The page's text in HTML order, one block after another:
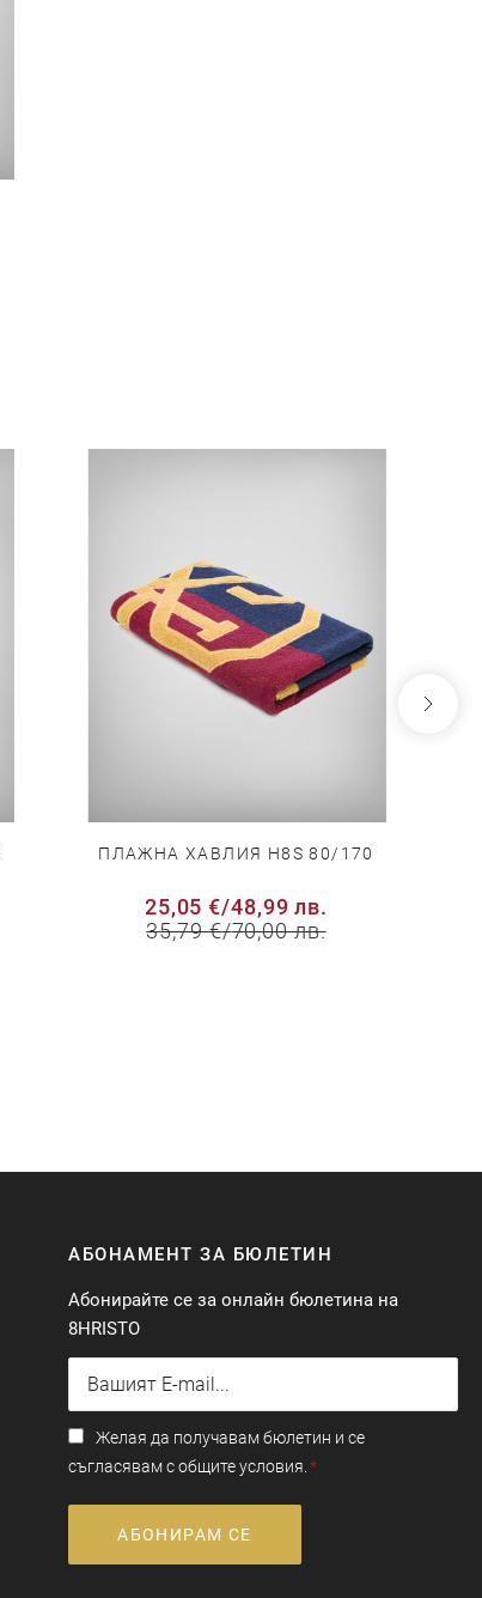
ПЛАЖНА ХАВЛИЯ H8S 80/170
25,05 €/48,99 лв.
35,79 €/70,00 лв.
АБОНАМЕНТ ЗА БЮЛЕТИН
Абонирайте се за онлайн бюлетина на
8HRISTO
Желая да получавам бюлетин и се
съгласявам с общите условия.
АБОНИРАМ СЕ